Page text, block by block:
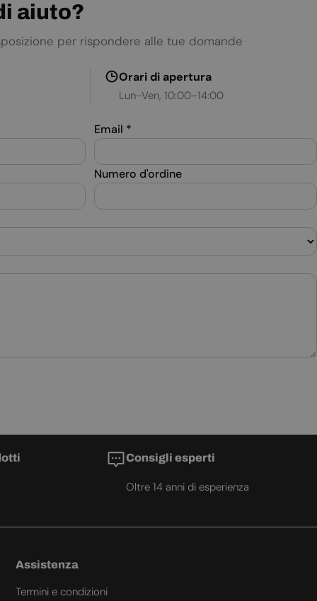
aiuto?
per rispondere alle tue domande
Orari di apertura
Lun–Ven, 10:00–14:00
Email *
Numero d'ordine
Consigli esperti
Oltre 14 anni di esperienza
Assistenza
Termini e condizioni
SLOVENIAN